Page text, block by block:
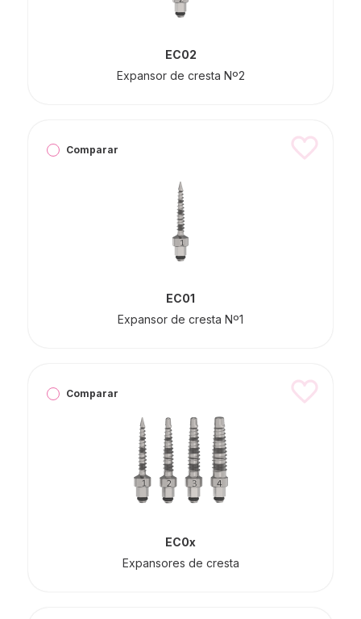
EC02
Expansor de cresta Nº2
Comparar
EC01
Expansor de cresta Nº1
Comparar
EC0x
Expansores de cresta